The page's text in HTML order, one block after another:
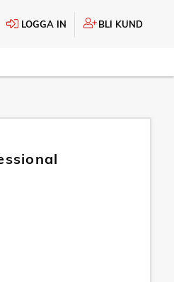
LOGGA IN BLI KUND